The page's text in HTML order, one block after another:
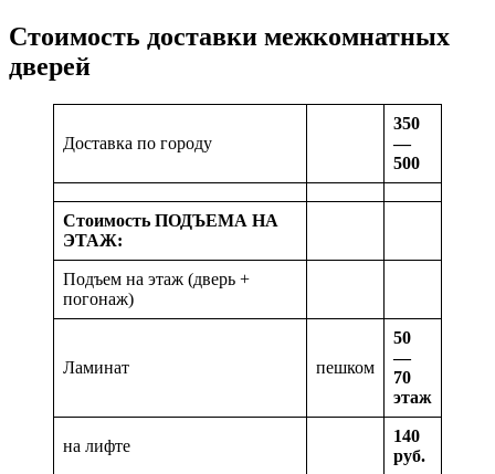
Стоимость доставки межкомнатных
дверей
Доставка по городу
350
—
500
Стоимость ПОДЪЕМА НА
ЭТАЖ:
Подъем на этаж (дверь +
погонаж)
Ламинат пешком
50
—
70
этаж
на лифте
140
руб.